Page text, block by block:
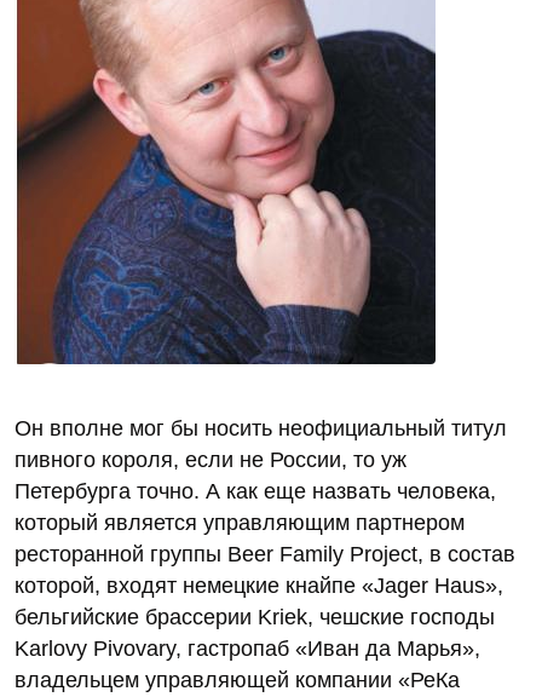
Он вполне мог бы носить неофициальный титул
пивного короля, если не России, то уж
Петербурга точно. А как еще назвать человека,
который является управляющим партнером
ресторанной группы Beer Family Project, в состав
которой, входят немецкие кнайпе «Jager Haus»,
бельгийские брассерии Kriek, чешские господы
Karlovy Pivovary, гастропаб «Иван да Марья»,
владельцем управляющей компании «РеКа